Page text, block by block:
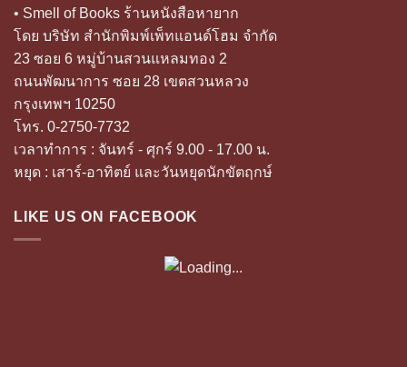
• Smell of Books ร้านหนังสือหายาก
โดย บริษัท สำนักพิมพ์เพ็ทแอนด์โฮม จำกัด
23 ซอย 6 หมู่บ้านสวนแหลมทอง 2
ถนนพัฒนาการ ซอย 28 เขตสวนหลวง
กรุงเทพฯ 10250
โทร. 0-2750-7732
เวลาทำการ : จันทร์ - ศุกร์ 9.00 - 17.00 น.
หยุด : เสาร์-อาทิตย์ และวันหยุดนักขัตฤกษ์
LIKE US ON FACEBOOK